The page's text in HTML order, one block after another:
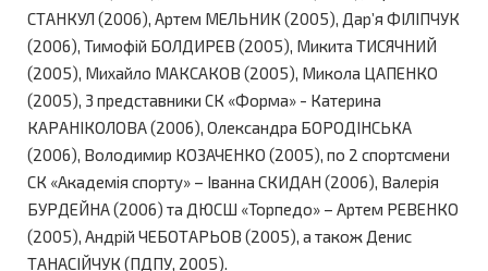
СТАНКУЛ (2006), Артем МЕЛЬНИК (2005), Дар’я ФІЛІПЧУК
(2006), Тимофій БОЛДИРЕВ (2005), Микита ТИСЯЧНИЙ
(2005), Михайло МАКСАКОВ (2005), Микола ЦАПЕНКО
(2005), 3 представники СК «Форма» - Катерина
КАРАНІКОЛОВА (2006), Олександра БОРОДІНСЬКА
(2006), Володимир КОЗАЧЕНКО (2005), по 2 спортсмени
СК «Академія спорту» – Іванна СКИДАН (2006), Валерія
БУРДЕЙНА (2006) та ДЮСШ «Торпедо» – Артем РЕВЕНКО
(2005), Андрій ЧЕБОТАРЬОВ (2005), а також Денис
ТАНАСІЙЧУК (ПДПУ, 2005).